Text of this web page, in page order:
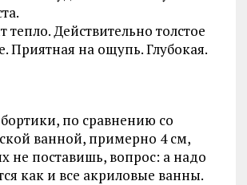
тепло. Действительно толстое
Приятная на ощупь. Глубокая.
по сравнению со
ванной, примерно 4 см,
не поставишь, вопрос: а надо
как и все акриловые ванны.